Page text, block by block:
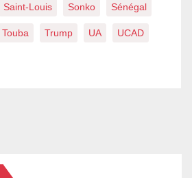
Saint-Louis Sonko Sénégal
Touba Trump UA UCAD